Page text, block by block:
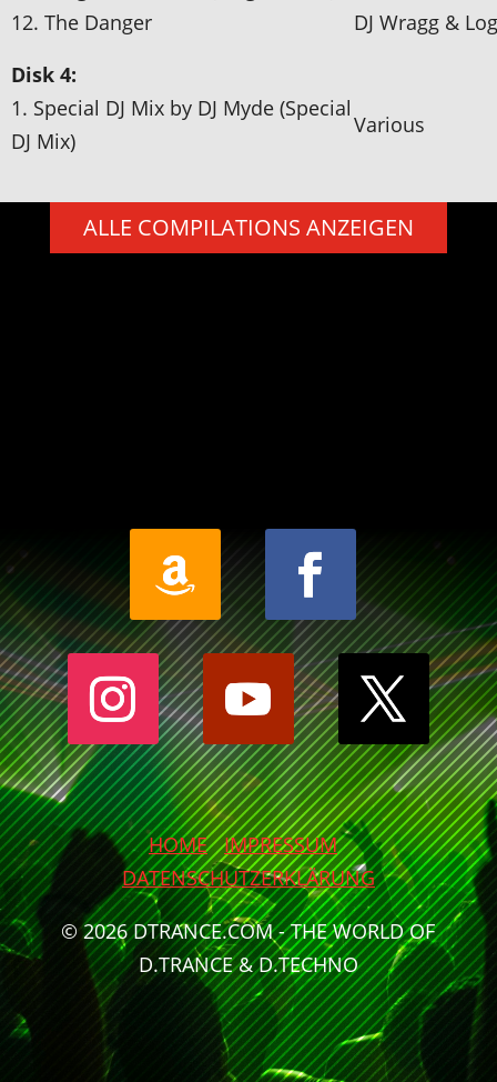
12. The Danger
DJ Wragg &
Disk 4:
1. Special DJ Mix by DJ Myde (Special
DJ Mix)
Various
ALLE COMPILATIONS ANZEIGEN
HOME
IMPRESSUM
DATENSCHUTZERKLÄRUNG
© 2026 DTRANCE.COM - THE WORLD OF
D.TRANCE & D.TECHNO